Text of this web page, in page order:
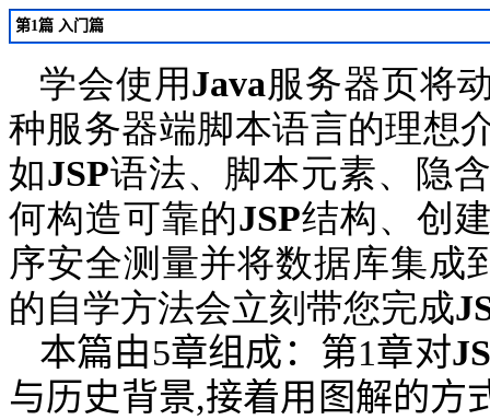
第1篇 入门篇
学会使用Java服务器页将
种服务器端脚本语言的理想
如JSP语法、脚本元素、隐
何构造可靠的JSP结构、创
序安全测量并将数据库集成
的自学方法会立刻带您完成
本篇由5章组成：第1章对
与历史背景,接着用图解的方